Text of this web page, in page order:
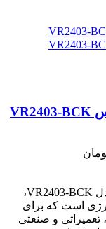
کیت شارژی براشلس سه عددی ویوارکس مدل VR2403-BCK،
است که برای
و صنعتی